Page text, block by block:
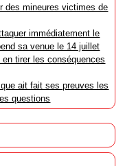
des mineures victimes de
immédiatement le
sa venue le 14 juillet
tirer les conséquences
ait fait ses preuves les
questions